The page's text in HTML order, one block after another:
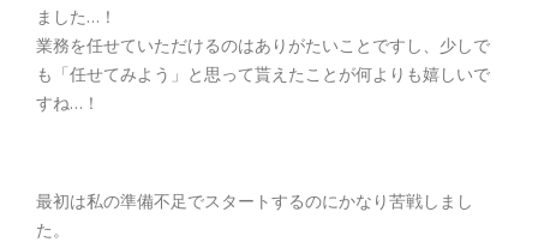
ました…！
業務を任せていただけるのはありがたいことですし、少しで
も「任せてみよう」と思って貰えたことが何よりも嬉しいで
すね…！
最初は私の準備不足でスタートするのにかなり苦戦しまし
た。